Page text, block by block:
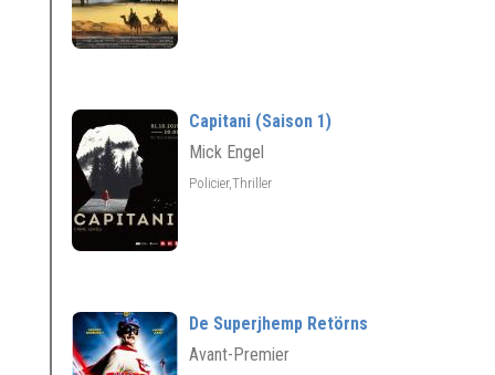
Capitani (Saison 1)
Mick Engel
Policier,Thriller
De Superjhemp Retörns
Avant-Premier